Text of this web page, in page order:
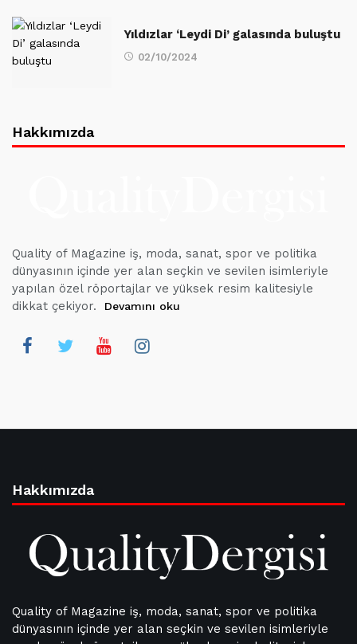
Yıldızlar ‘Leydi Di’ galasında buluştu
02/10/2024
Hakkımızda
Quality of Magazine iş, moda, sanat, spor ve politika
dünyasının içinde yer alan seçkin ve sevilen isimleriyle
yapılan özel röportajlar ve yüksek resim kalitesiyle
dikkat çekiyor.
Devamını oku
Hakkımızda
Quality of Magazine iş, moda, sanat, spor ve politika
dünyasının içinde yer alan seçkin ve sevilen isimleriyle